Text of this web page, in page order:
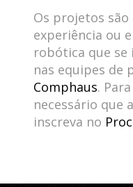
Os projetos
experiência ou
robótica que se
nas equipes de
Comphaus.
necessário que
inscreva no